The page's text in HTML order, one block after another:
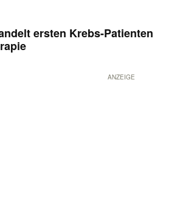
ersten Krebs-Patienten
ANZEIGE